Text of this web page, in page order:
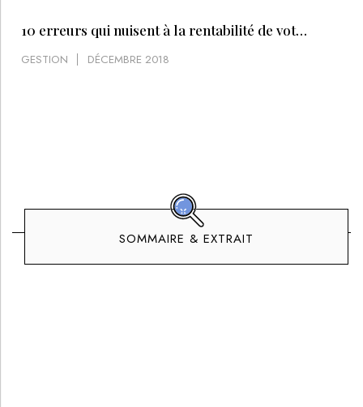
10 erreurs qui nuisent à la rentabilité de votre institut de beauté
GESTION DÉCEMBRE 2018
SOMMAIRE & EXTRAIT